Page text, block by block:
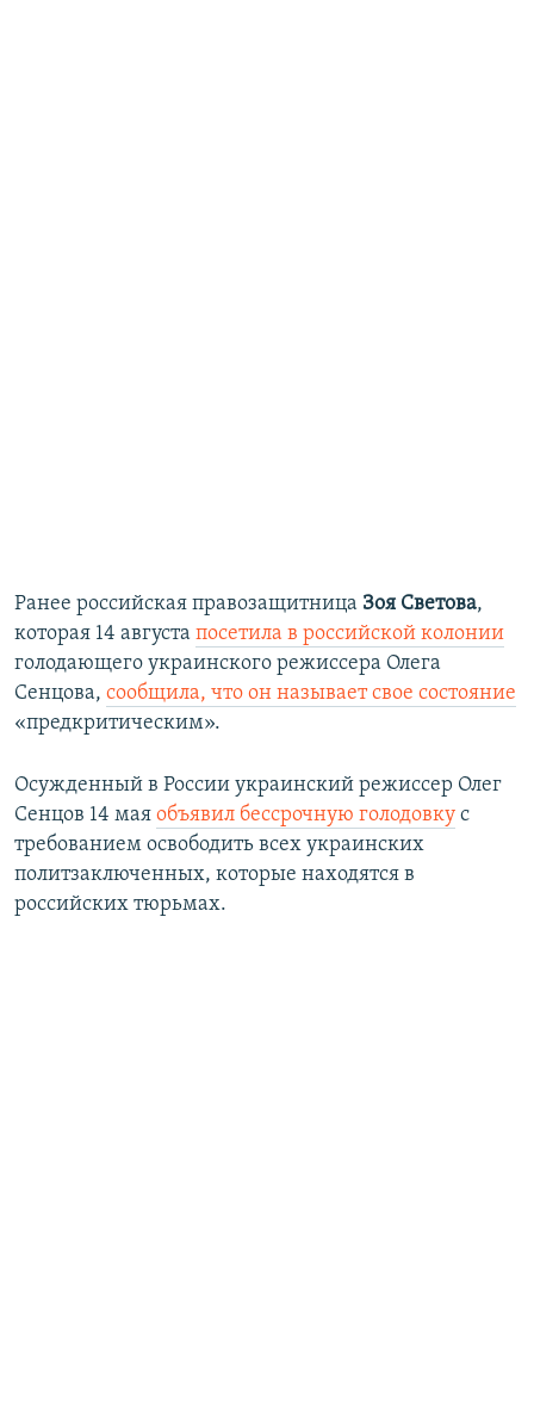
Ранее российская правозащитница Зоя Светова,
которая 14 августа посетила в российской колонии
голодающего украинского режиссера Олега
Сенцова, сообщила, что он называет свое состояние
«предкритическим».
Осужденный в России украинский режиссер Олег
Сенцов 14 мая объявил бессрочную голодовку с
требованием освободить всех украинских
политзаключенных, которые находятся в
российских тюрьмах.